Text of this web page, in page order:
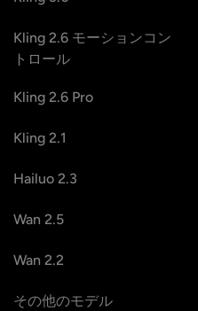
Kling 2.6 モーションコン
トロール
Kling 2.6 Pro
Kling 2.1
Hailuo 2.3
Wan 2.5
Wan 2.2
その他のモデル